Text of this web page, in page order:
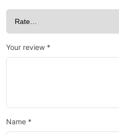
Your review *
Name *